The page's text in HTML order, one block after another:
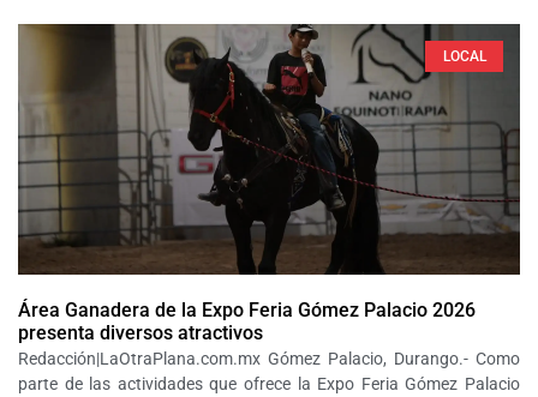
LOCAL
Área Ganadera de la Expo Feria Gómez Palacio 2026
presenta diversos atractivos
Redacción|LaOtraPlana.com.mx Gómez Palacio, Durango.- Como
parte de las actividades que ofrece la Expo Feria Gómez Palacio